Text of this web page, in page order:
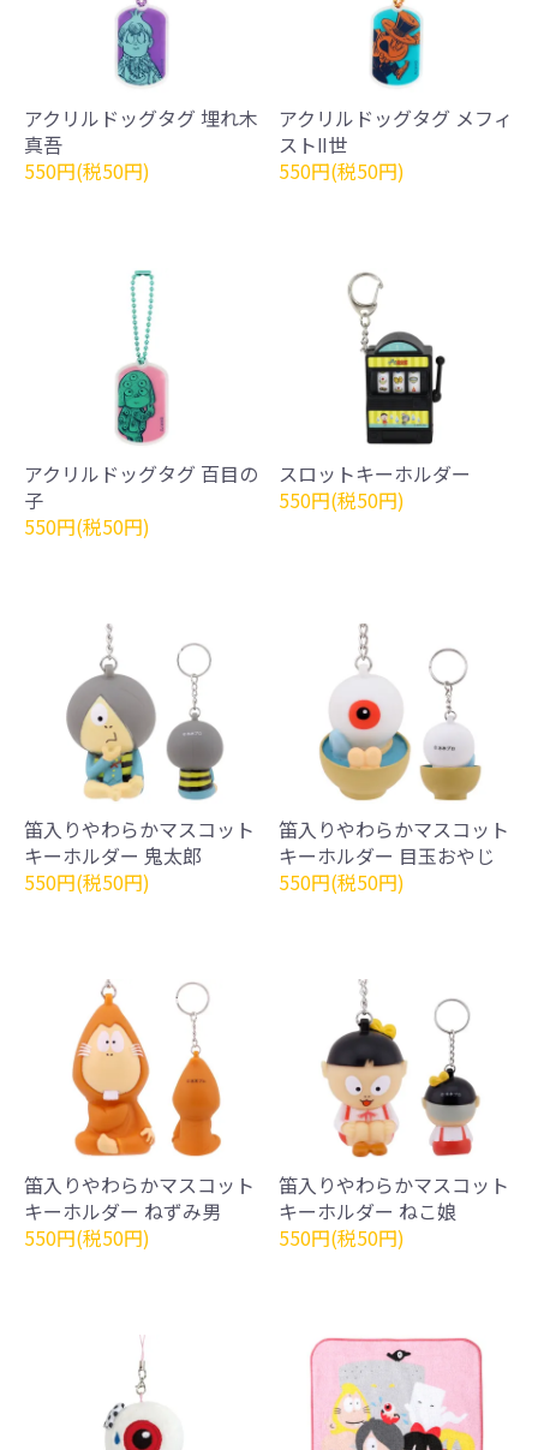
アクリルドッグタグ 埋れ木
真吾
550円(税50円)
アクリルドッグタグ メフィ
ストⅡ世
550円(税50円)
アクリルドッグタグ 百目の
子
550円(税50円)
スロットキーホルダー
550円(税50円)
笛入りやわらかマスコット
キーホルダー 鬼太郎
550円(税50円)
笛入りやわらかマスコット
キーホルダー 目玉おやじ
550円(税50円)
笛入りやわらかマスコット
キーホルダー ねずみ男
550円(税50円)
笛入りやわらかマスコット
キーホルダー ねこ娘
550円(税50円)